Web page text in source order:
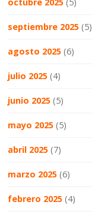
septiembre 2025 (5)
agosto 2025 (6)
julio 2025 (4)
junio 2025 (5)
mayo 2025 (5)
abril 2025 (7)
marzo 2025 (6)
febrero 2025 (4)